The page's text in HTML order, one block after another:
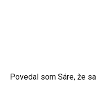
Povedal som Sáre, že